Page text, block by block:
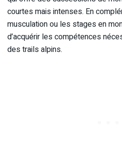
courtes mais intenses. En
musculation ou les stages en
d’acquérir les compétences
des trails alpins.